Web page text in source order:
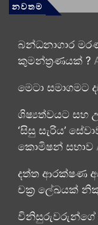
නවතම
බන්ධනාගාර
කුමන්ත්‍රණයක් ?
මෙටා සමාගමට
ශිෂ්‍යත්වයට සහ
‘සිසු සැරිය’
කොමිෂන් සභාව
දත්ත ආරක්ෂණ
චක්‍ර ලේඛයක්
විනිසුරුවරුන්ගේ